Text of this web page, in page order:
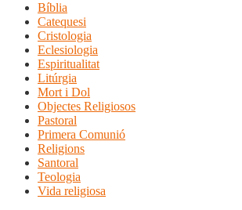
Bíblia
Catequesi
Cristologia
Eclesiologia
Espiritualitat
Litúrgia
Mort i Dol
Objectes Religiosos
Pastoral
Primera Comunió
Religions
Santoral
Teologia
Vida religiosa